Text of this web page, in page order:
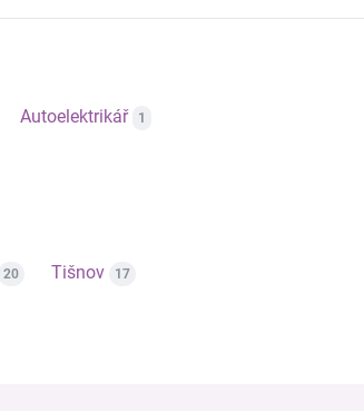
Autoelektrikář 1
20 Tišnov 17